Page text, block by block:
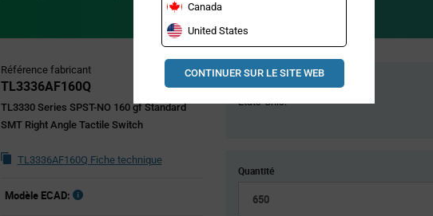
Référence fabricant
TL3336AF160Q
TL3330 Series SPST-NO 160 gf Standard
SMT Right Angle Tactile Switch
TL3336AF160Q Fiche technique
Modèle ECAD:
Pricing
Stock global
États-Unis:
Quantité
Canada
United States
CONTINUER SUR LE SITE WEB